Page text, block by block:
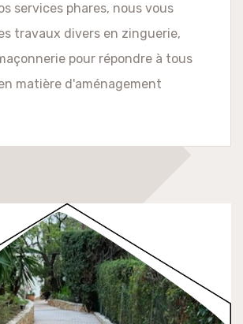
services phares, nous vous
travaux divers en zinguerie,
pour répondre à tous
matière d'aménagement